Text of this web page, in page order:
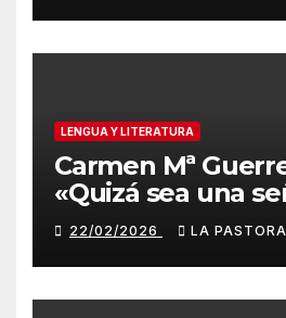
LENGUA Y LITERATURA
Carmen Mª
«Quizá sea una
destino»
22/02/2026 LA